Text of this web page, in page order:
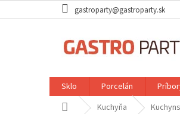
na
gastroparty@gastroparty.sk
Sklo Porcelán
DomovKuchyňa